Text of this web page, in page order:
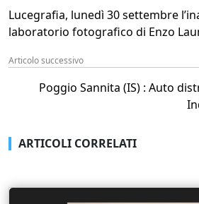
Lucegrafia, lunedì 30 settembre
laboratorio fotografico di Enzo
Articolo successivo
Poggio Sannita (IS) : Auto
ARTICOLI CORRELATI